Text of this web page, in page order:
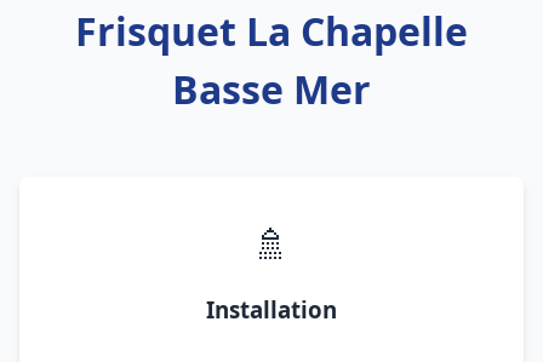
Frisquet La Chapelle
Basse Mer
🚿
Installation